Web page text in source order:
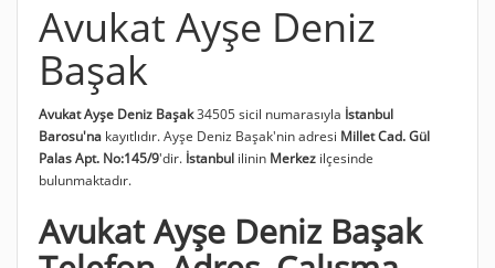
Avukat Ayşe Deniz
Başak
Avukat Ayşe Deniz Başak34505 sicil numarasıyla İstanbul
Barosu'na kayıtlıdır. Ayşe Deniz Başak'nin adresi Millet Cad. Gül
Palas Apt. No:145/9'dir. İstanbul ilinin Merkez ilçesinde
bulunmaktadır.
Avukat Ayşe Deniz Başak